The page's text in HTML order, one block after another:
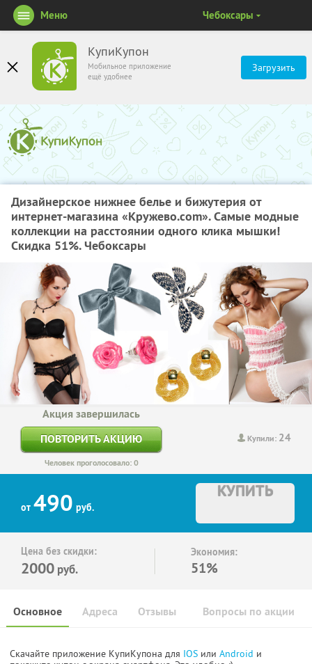
КупиКупон
Мобильное приложение
ещё удобнее
Загрузить
Меню Чебоксары
Дизайнерское нижнее белье и бижутерия от
интернет-магазина «Кружево.com». Самые модные
коллекции на расстоянии одного клика мышки!
Скидка 51%. Чебоксары
Купили: 24
Акция завершилась
ПОВТОРИТЬ АКЦИЮ
Человек проголосовало: 0
от 490 руб.
КУПИТЬ
Цена без скидки:
2000 руб.
Экономия:
51%
Основное Отзывы Вопросы по акции
Адреса
Скачайте приложение КупиКупона для IOS или Android и